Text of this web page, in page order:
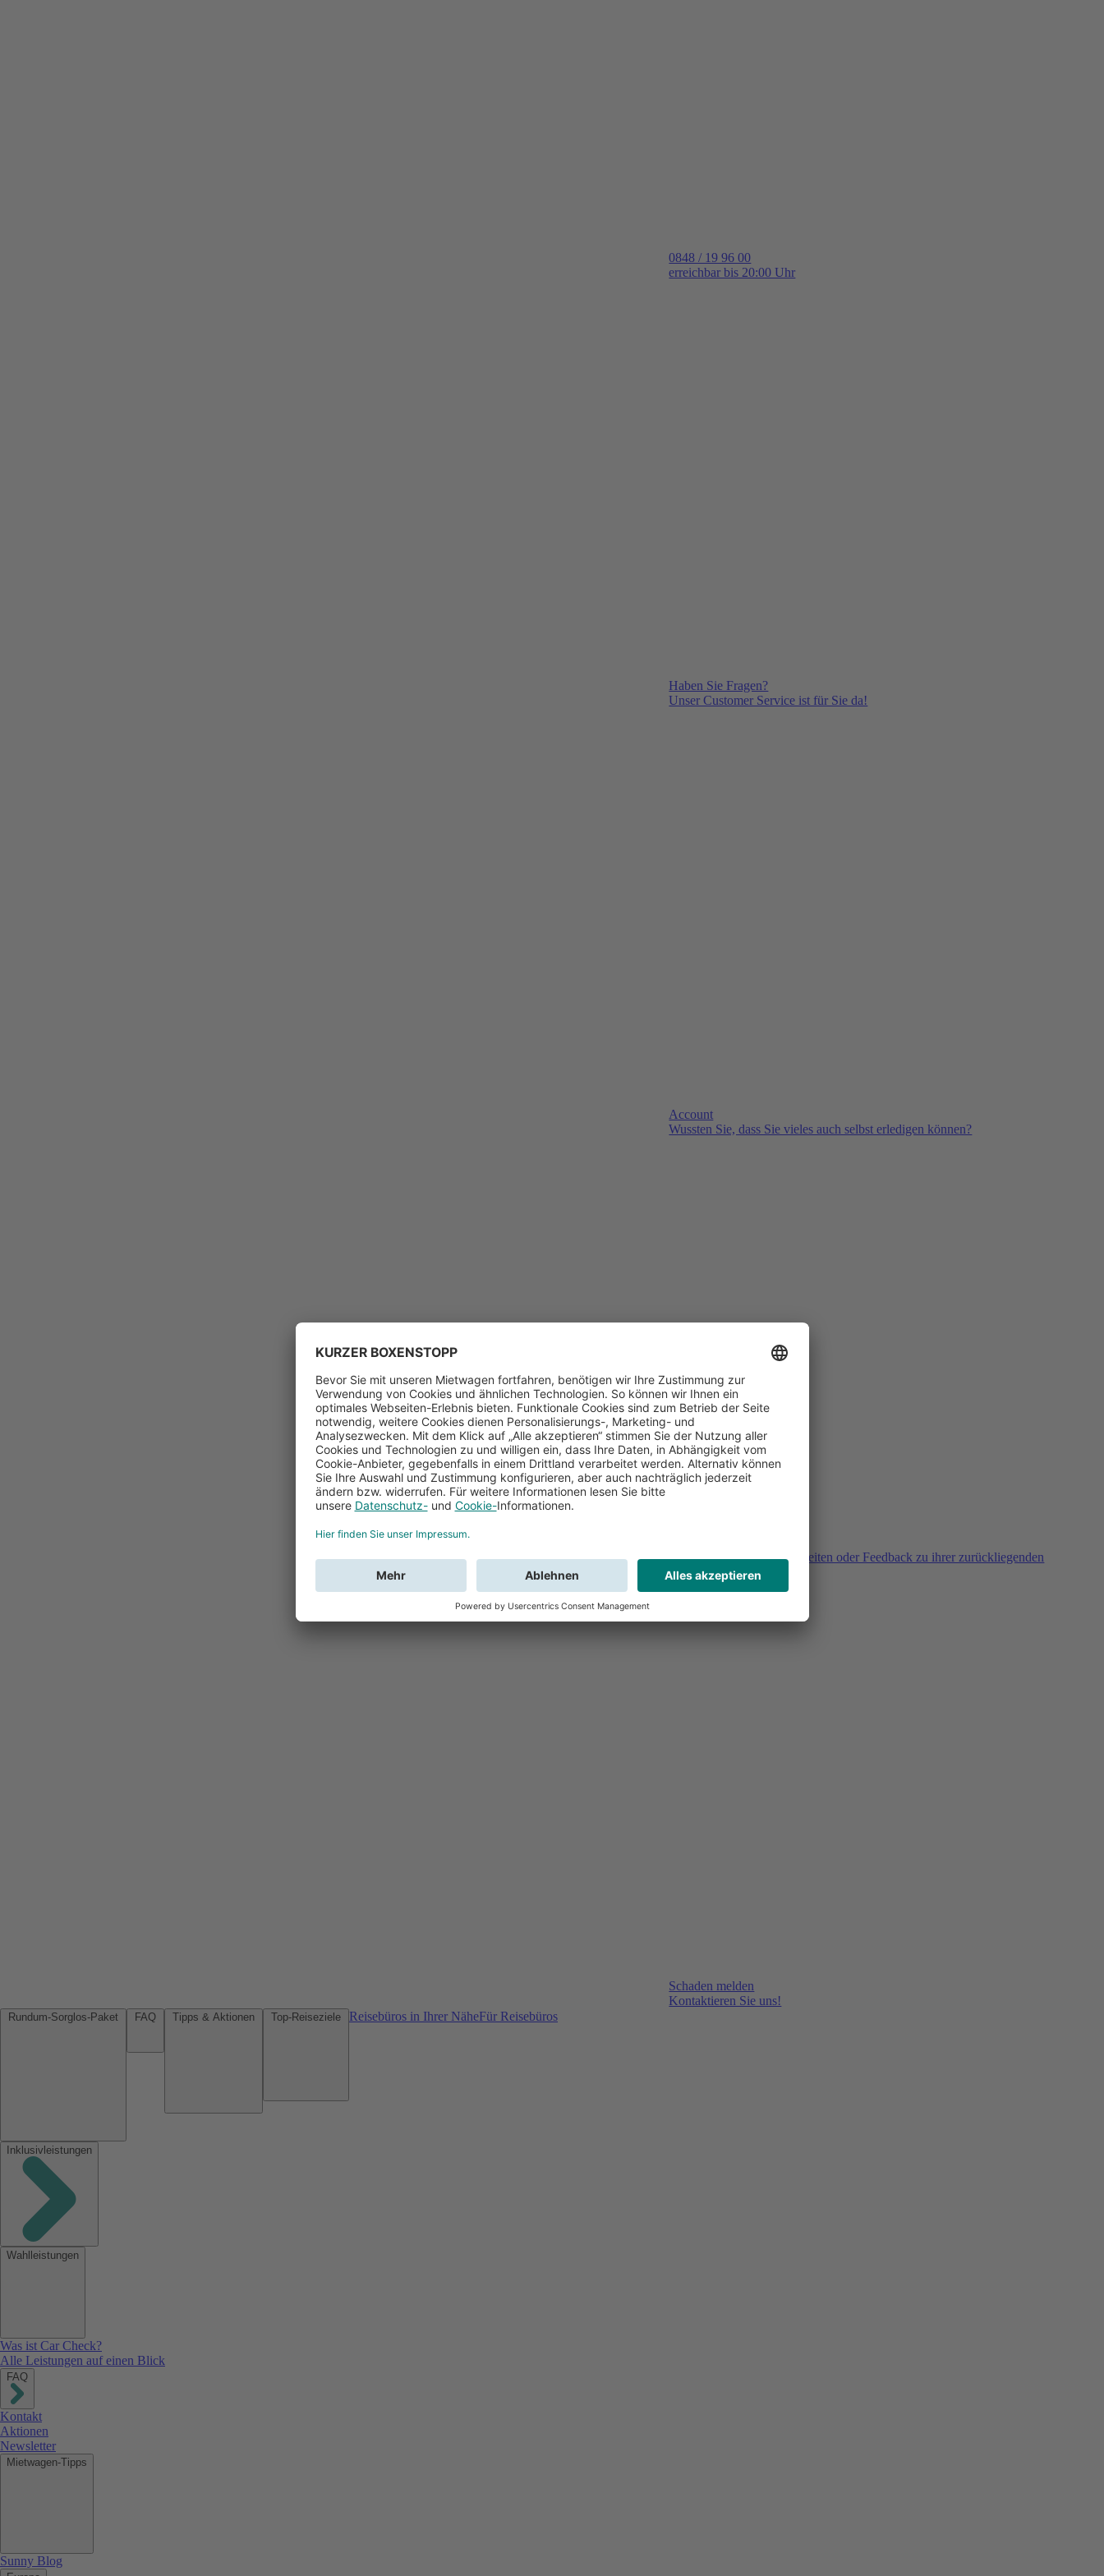
0848 / 19 96 00
erreichbar bis 20:00 Uhr
Haben Sie Fragen?
Unser Customer Service ist für Sie da!
Account
Wussten Sie, dass Sie vieles auch selbst erledigen können?
Sie haben Fragen, Unklarheiten oder Feedback zu ihrer zurückliegenden
Buchung?
Schaden melden
Kontaktieren Sie uns!
Reisebüros in Ihrer NäheFür Reisebüros
Inklusivleistungen
Wahlleistungen
Was ist Car Check?
Alle Leistungen auf einen Blick
FAQ
Kontakt
Aktionen
Newsletter
Mietwagen-Tipps
Sunny Blog